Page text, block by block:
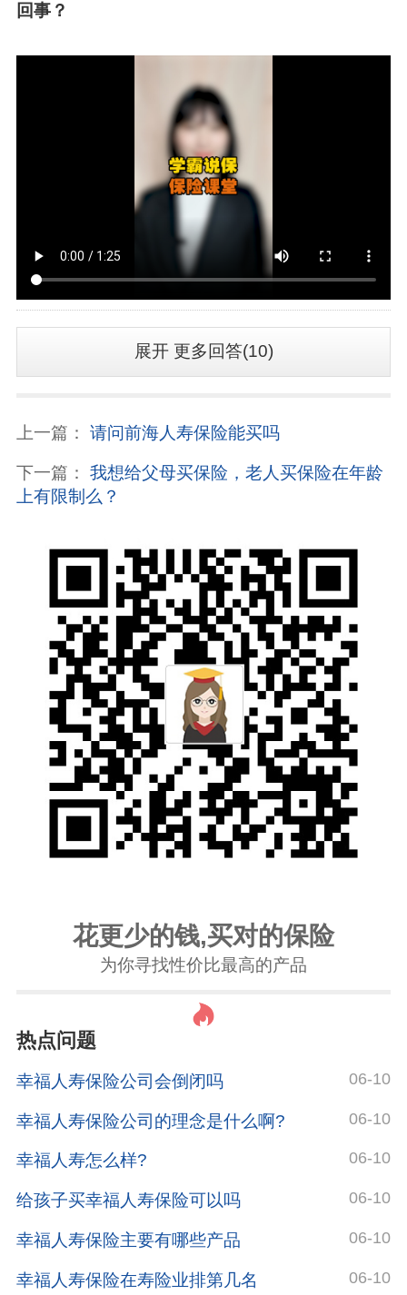
回事？
展开更多回答(10)
上一篇： 请问前海人寿保险能买吗
下一篇： 我想给父母买保险，老人买保险在年龄
上有限制么？
花更少的钱,买对的保险
为你寻找性价比最高的产品
热点问题
幸福人寿保险公司会倒闭吗 06-10
幸福人寿保险公司的理念是什么啊? 06-10
幸福人寿怎么样? 06-10
给孩子买幸福人寿保险可以吗 06-10
幸福人寿保险主要有哪些产品 06-10
幸福人寿保险在寿险业排第几名 06-10